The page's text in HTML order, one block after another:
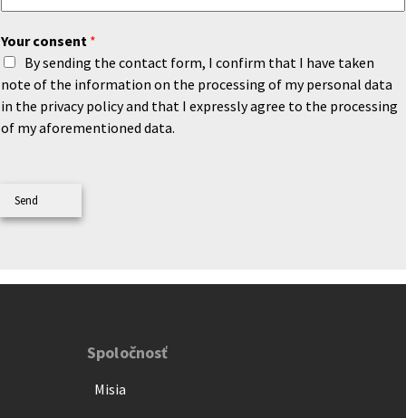
Your consent *
By sending the contact form, I confirm that I have taken
note of the information on the processing of my personal data
in the privacy policy and that I expressly agree to the processing
of my aforementioned data.
Send
Spoločnosť
Misia